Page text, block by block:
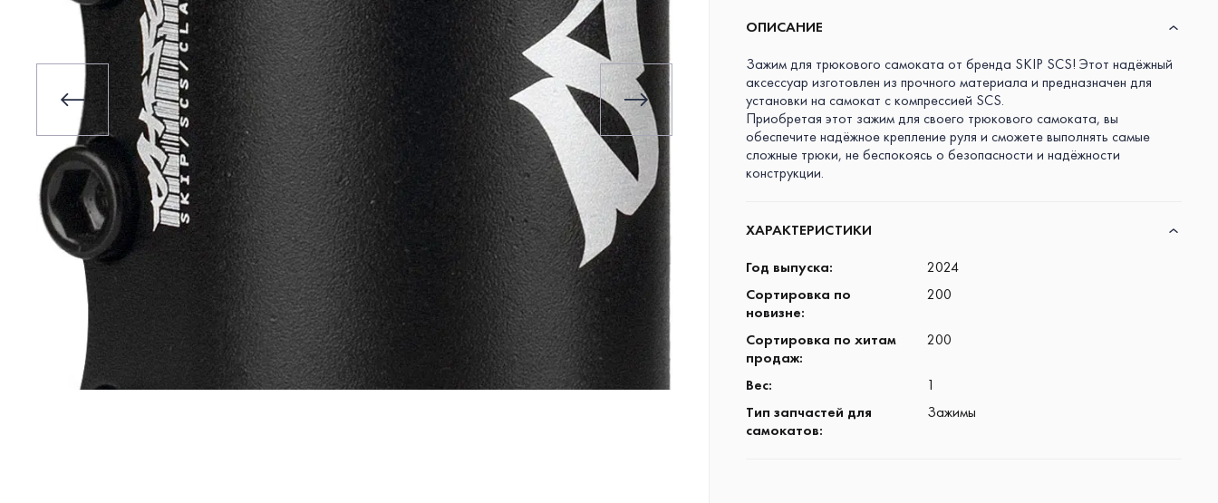
ОПИСАНИЕ
Зажим для трюкового самоката от бренда SKIP SCS! Этот надёжный
аксессуар изготовлен из прочного материала и предназначен для
установки на самокат с компрессией SCS.
Приобретая этот зажим для своего трюкового самоката, вы
обеспечите надёжное крепление руля и сможете выполнять самые
сложные трюки, не беспокоясь о безопасности и надёжности
конструкции.
ХАРАКТЕРИСТИКИ
Год выпуска:
2024
Сортировка по
новизне:
200
Сортировка по хитам
продаж:
200
Вес:
1
Тип запчастей для
самокатов:
Зажимы